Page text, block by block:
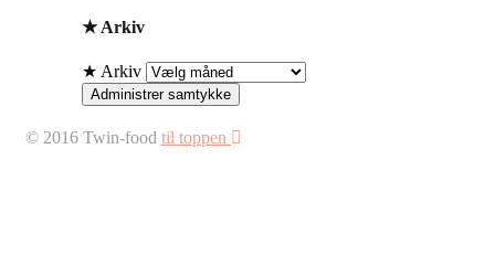
★ Arkiv
★ Arkiv
Administrer samtykke
© 2016 Twin-food til toppen